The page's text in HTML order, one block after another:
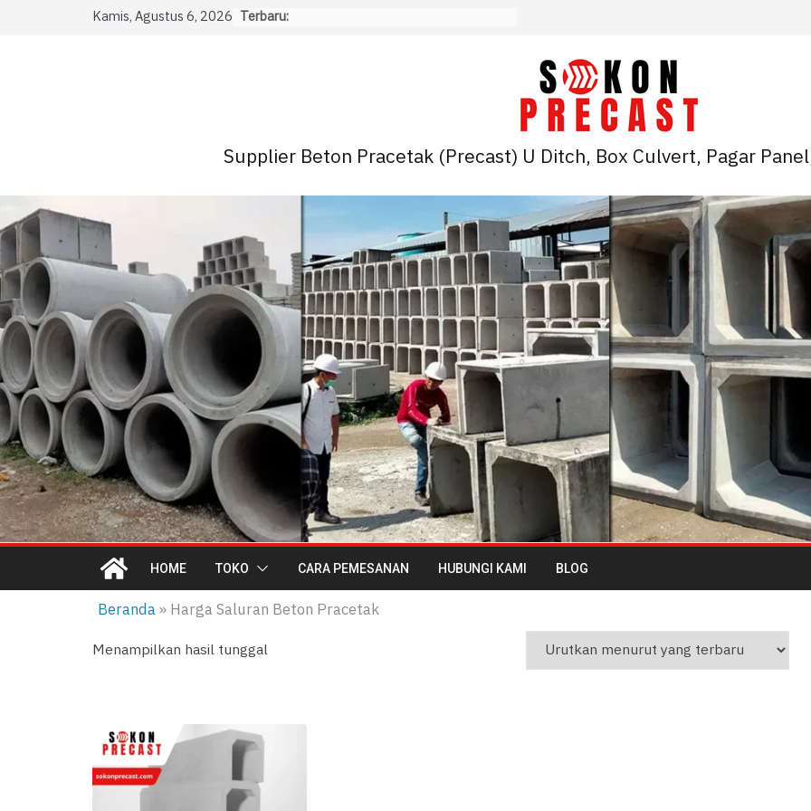
Kamis, Agustus 6, 2026 Terbaru:
Supplier Beton Pracetak (Precast) U Ditch, Box Culvert, Pagar
HOME TOKO CARA PEMESANAN HUBUNGI KAMI BLOG
Beranda» Harga Saluran Beton Pracetak
Menampilkan hasil tunggal